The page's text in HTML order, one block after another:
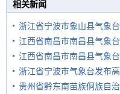
相关新闻
浙江省宁波市象山县气象
江西省南昌市南昌县气象
江西省南昌市南昌县气象
浙江省宁波市气象台发布
贵州省黔东南苗族侗族自